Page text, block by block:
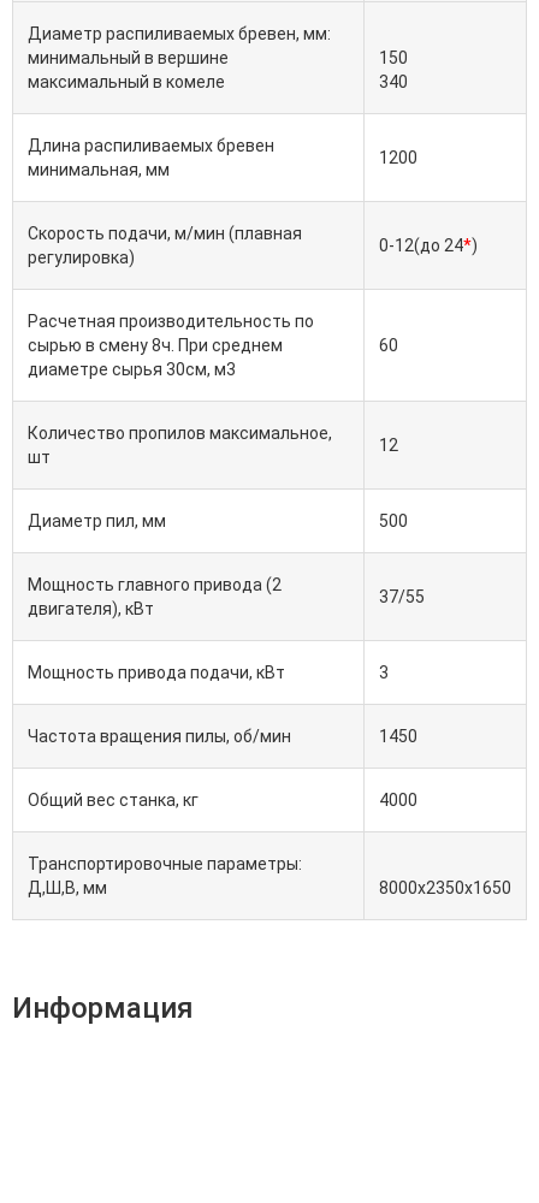
Диаметр распиливаемых бревен, мм:
минимальный в вершине
максимальный в комеле
150
340
Длина распиливаемых бревен
минимальная, мм
1200
Скорость подачи, м/мин (плавная
регулировка)
0-12(до 24*)
Расчетная производительность по
сырью в смену 8ч. При среднем
диаметре сырья 30см, м3
60
Количество пропилов максимальное,
шт
12
Диаметр пил, мм 500
Мощность главного привода (2
двигателя), кВт
37/55
Мощность привода подачи, кВт 3
Частота вращения пилы, об/мин 1450
Общий вес станка, кг 4000
Транспортировочные параметры:
Д,Ш,В, мм
8000х2350х1650
Информация